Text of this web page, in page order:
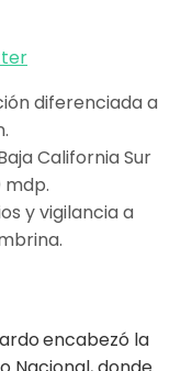
diferenciada a
California Sur
mdp.
y vigilancia a
encabezó la